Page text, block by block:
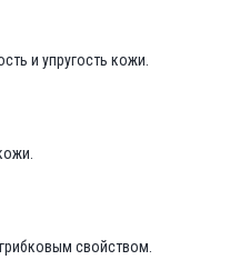
и упругость кожи.
свойством.